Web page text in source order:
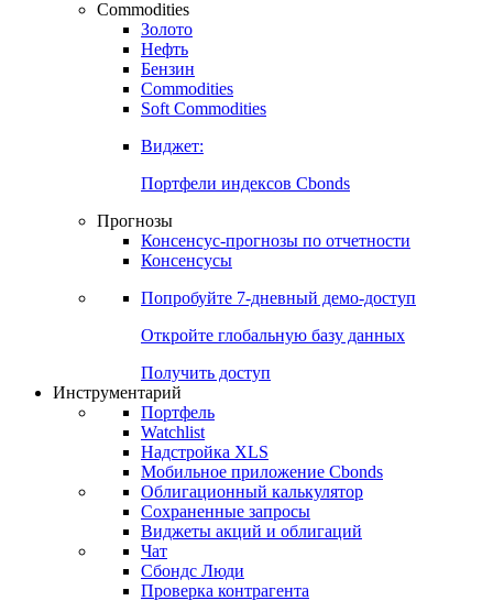
Commodities
Золото
Нефть
Бензин
Commodities
Soft Commodities
Виджет:
Портфели индексов Cbonds
Прогнозы
Консенсус-прогнозы по отчетности
Консенсусы
Попробуйте 7-дневный демо-доступ
Откройте глобальную базу данных
Получить доступ
Инструментарий
Портфель
Watchlist
Надстройка XLS
Мобильное приложение Cbonds
Облигационный калькулятор
Сохраненные запросы
Виджеты акций и облигаций
Чат
Сбондс Люди
Проверка контрагента